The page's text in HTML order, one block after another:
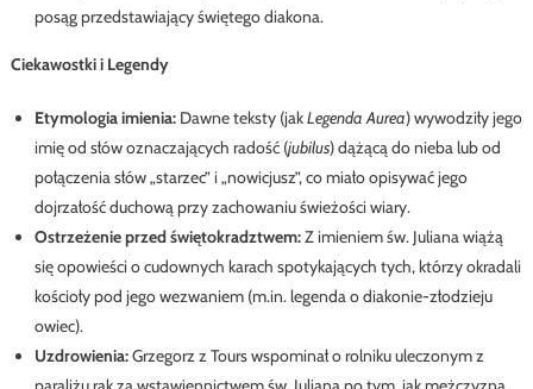
posąg przedstawiający świętego diakona.
Ciekawostki i Legendy
Etymologia imienia:Dawne teksty (jakLegenda Aurea) wywodziły jego
imię od słów oznaczających radość (jubilus) dążącą do nieba lub od
połączenia słów „starzec” i „nowicjusz”, co miało opisywać jego
dojrzałość duchową przy zachowaniu świeżości wiary.
Ostrzeżenie przed świętokradztwem:Z imieniem św. Juliana wiążą
się opowieści o cudownych karach spotykających tych, którzy okradali
kościoły pod jego wezwaniem (m.in. legenda o diakonie-złodzieju
owiec).
Uzdrowienia:Grzegorz z Tours wspominał o rolniku uleczonym z